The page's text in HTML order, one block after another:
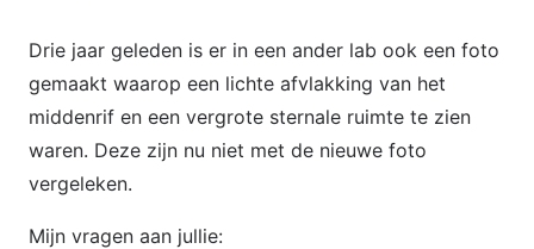
Drie jaar geleden is er in een ander lab ook een foto
gemaakt waarop een lichte afvlakking van het
middenrif en een vergrote sternale ruimte te zien
waren. Deze zijn nu niet met de nieuwe foto
vergeleken.
Mijn vragen aan jullie: